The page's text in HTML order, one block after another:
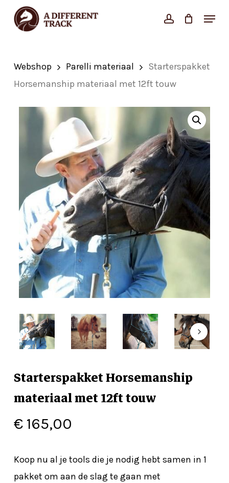
Skip
account
Menu
Cart
Close
Webshop Parelli materiaal
Starterspakket
Horsemanship materiaal met 12ft touw
Starterspakket Horsemanship
materiaal met 12ft touw
€165,00
Koop nu al je tools die je nodig hebt samen in 1
pakket om aan de slag te gaan met